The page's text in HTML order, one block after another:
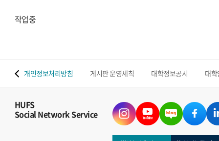
작업중
개인정보처리방침 게시판 운영세칙 대학정보공시 대
HUFS
Social Network Service